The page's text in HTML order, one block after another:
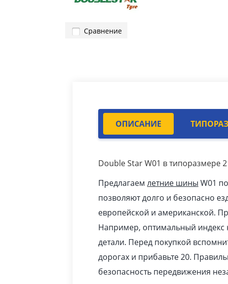
Сравнение
ОПИСАНИЕ
Double Star W01 в типоразмере
Предлагаем летние шины W01
позволяют долго и безопасно
европейской и американской.
Например, оптимальный индекс
детали. Перед покупкой
дорогах и прибавьте 20.
безопасность передвижения